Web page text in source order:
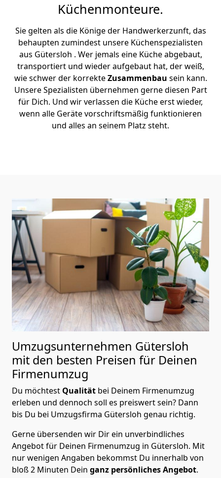
Küchenmonteure.
Sie gelten als die Könige der Handwerkerzunft, das
behaupten zumindest unsere Küchenspezialisten
aus Gütersloh . Wer jemals eine Küche abgebaut,
transportiert und wieder aufgebaut hat, der weiß,
wie schwer der korrekteZusammenbau sein kann.
Unsere Spezialisten übernehmen gerne diesen Part
für Dich. Und wir verlassen die Küche erst wieder,
wenn alle Geräte vorschriftsmäßig funktionieren
und alles an seinem Platz steht.
Umzugsunternehmen Gütersloh
mit den besten Preisen für Deinen
Firmenumzug
Du möchtest Qualität bei Deinem Firmenumzug
erleben und dennoch soll es preiswert sein? Dann
bis Du bei Umzugsfirma Gütersloh genau richtig.
Gerne übersenden wir Dir ein unverbindliches
Angebot für Deinen Firmenumzug in Gütersloh. Mit
nur wenigen Angaben bekommst Du innerhalb von
bloß 2 Minuten Dein ganz persönliches Angebot.